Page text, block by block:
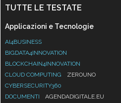
TUTTE LE TESTATE
Applicazioni e Tecnologie
AI4BUSINESS
BIGDATA4INNOVATION
BLOCKCHAIN4INNOVATION
CLOUD COMPUTING
ZEROUNO
CYBERSECURITY360
DOCUMENTI
AGENDADIGITALE.EU